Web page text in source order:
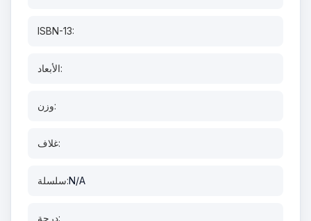
ISBN-13:
الأبعاد:
وزن:
غلاف:
سلسلة:N/A
درجة: